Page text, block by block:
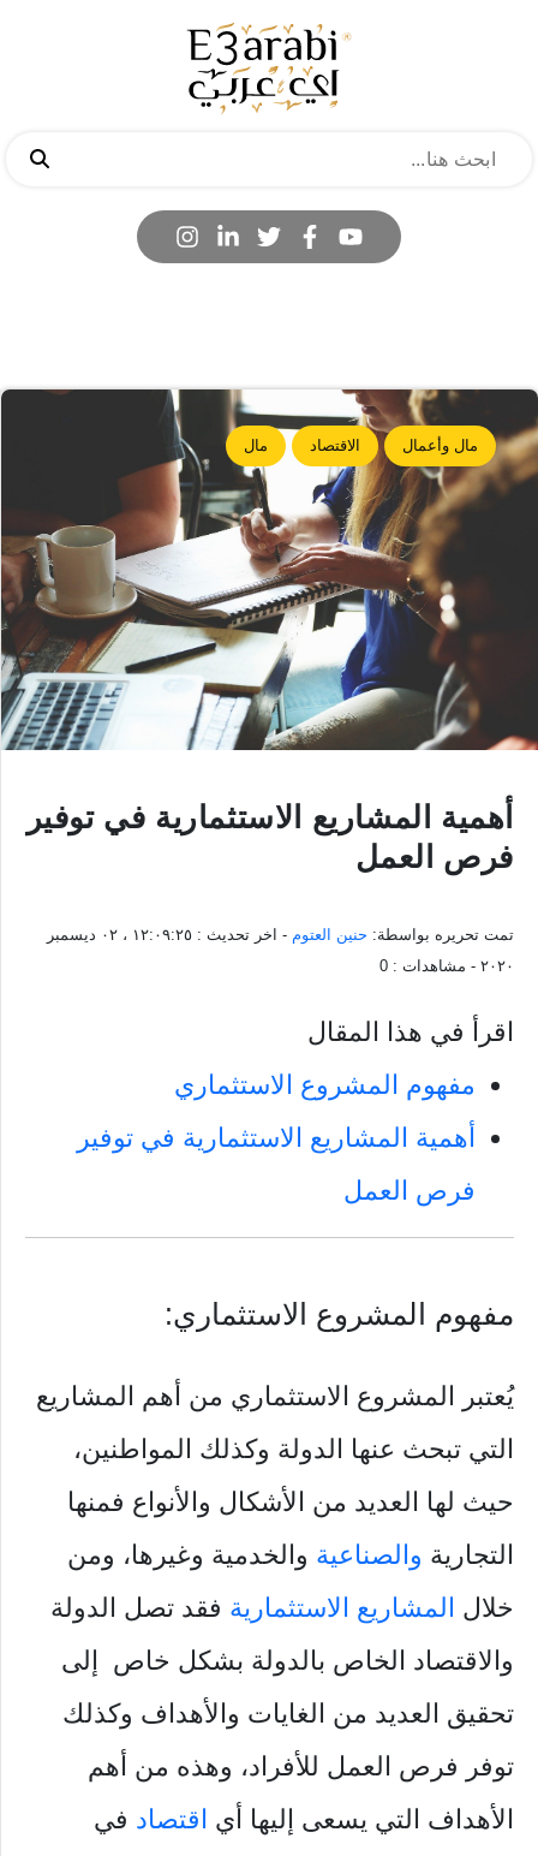
مال وأعمال الاقتصاد مال
أهمية المشاريع الاستثمارية في توفير
فرص العمل
تمت تحريره بواسطة: حنين العتوم - اخر تحديث :
١٢:٠٩:٢٥ ، ٠٢ ديسمبر
٢٠٢٠ - مشاهدات : 0
اقرأ في هذا المقال
مفهوم المشروع الاستثماري
أهمية المشاريع الاستثمارية في توفير
فرص العمل
مفهوم المشروع الاستثماري:
يُعتبر المشروع الاستثماري من أهم المشاريع
التي تبحث عنها الدولة وكذلك المواطنين،
حيث لها العديد من الأشكال والأنواع فمنها
التجارية والصناعية والخدمية وغيرها، ومن
خلال المشاريع الاستثمارية فقد تصل الدولة
والاقتصاد الخاص بالدولة بشكل خاص إلى
تحقيق العديد من الغايات والأهداف وكذلك
توفر فرص العمل للأفراد، وهذه من أهم
الأهداف التي يسعى إليها أي اقتصاد في